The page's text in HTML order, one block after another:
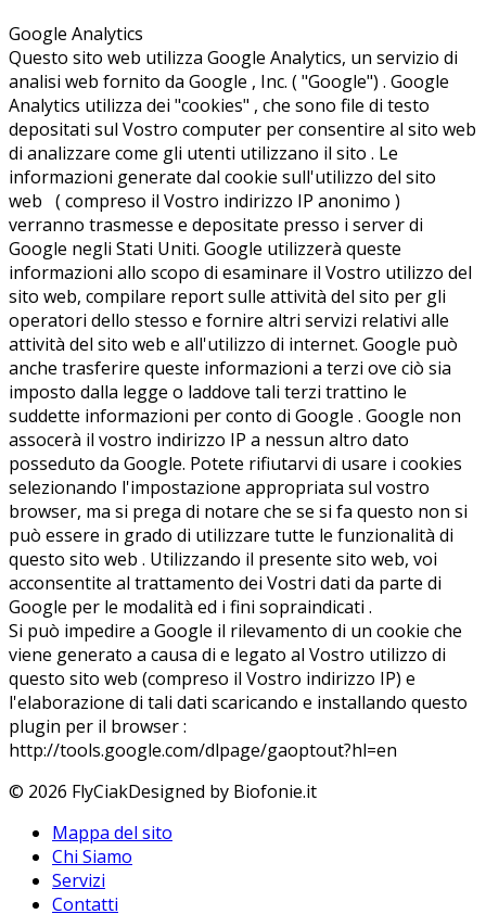
Google Analytics
Questo sito web utilizza Google Analytics, un servizio di
analisi web fornito da Google , Inc. ( "Google") . Google
Analytics utilizza dei "cookies" , che sono file di testo
depositati sul Vostro computer per consentire al sito web
di analizzare come gli utenti utilizzano il sito . Le
informazioni generate dal cookie sull'utilizzo del sito
web ( compreso il Vostro indirizzo IP anonimo )
verranno trasmesse e depositate presso i server di
Google negli Stati Uniti. Google utilizzerà queste
informazioni allo scopo di esaminare il Vostro utilizzo del
sito web, compilare report sulle attività del sito per gli
operatori dello stesso e fornire altri servizi relativi alle
attività del sito web e all'utilizzo di internet. Google può
anche trasferire queste informazioni a terzi ove ciò sia
imposto dalla legge o laddove tali terzi trattino le
suddette informazioni per conto di Google . Google non
assocerà il vostro indirizzo IP a nessun altro dato
posseduto da Google. Potete rifiutarvi di usare i cookies
selezionando l'impostazione appropriata sul vostro
browser, ma si prega di notare che se si fa questo non si
può essere in grado di utilizzare tutte le funzionalità di
questo sito web . Utilizzando il presente sito web, voi
acconsentite al trattamento dei Vostri dati da parte di
Google per le modalità ed i fini sopraindicati .
Si può impedire a Google il rilevamento di un cookie che
viene generato a causa di e legato al Vostro utilizzo di
questo sito web (compreso il Vostro indirizzo IP) e
l'elaborazione di tali dati scaricando e installando questo
plugin per il browser :
http://tools.google.com/dlpage/gaoptout?hl=en
© 2026 FlyCiakDesigned by Biofonie.it
Mappa del sito
Chi Siamo
Servizi
Contatti